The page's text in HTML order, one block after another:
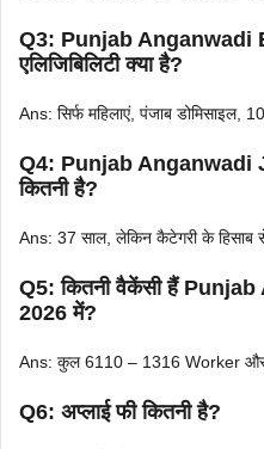
Q3: Punjab Anganwadi
एलिजिबिलिटी क्या है?
Ans: सिर्फ महिलाएं, पंजाब
Q4: Punjab Anganwadi
कितनी है?
Ans: 37 साल, लेकिन कैटेगरी के हिसाब
Q5: कितनी वैकेंसी हैं
2026 में?
Ans: कुल 6110 – 1316 Worker
Q6: अप्लाई फी कितनी है?